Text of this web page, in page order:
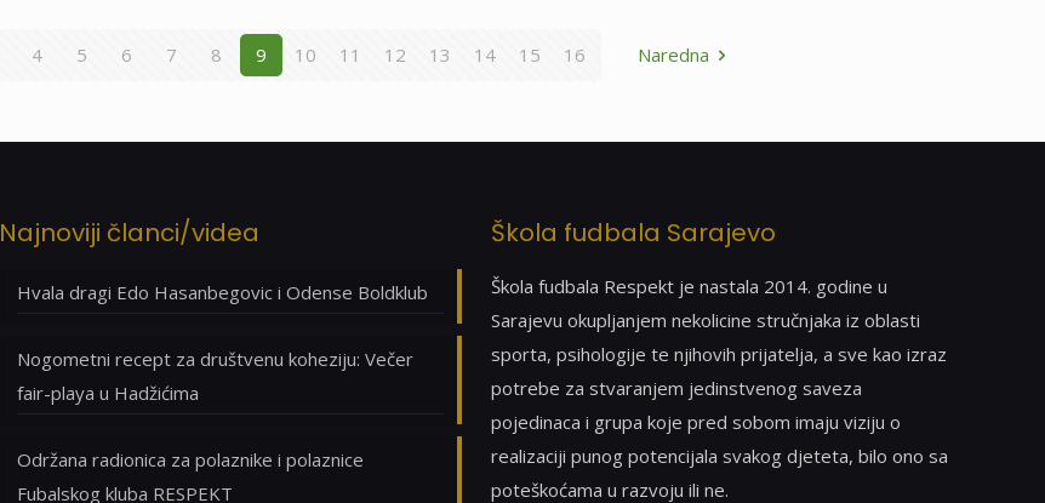
4 5 6 7 8 9 10 11 12 13 14 15 16 Naredna
Najnoviji članci/videa
Hvala dragi Edo Hasanbegovic i Odense Boldklub
Nogometni recept za društvenu koheziju: Večer
fair-playa u Hadžićima
Održana radionica za polaznike i polaznice
Fubalskog kluba RESPEKT
Škola fudbala Sarajevo
Škola fudbala Respekt je nastala 2014. godine u
Sarajevu okupljanjem nekolicine stručnjaka iz oblasti
sporta, psihologije te njihovih prijatelja, a sve kao izraz
potrebe za stvaranjem jedinstvenog saveza
pojedinaca i grupa koje pred sobom imaju viziju o
realizaciji punog potencijala svakog djeteta, bilo ono sa
poteškoćama u razvoju ili ne.